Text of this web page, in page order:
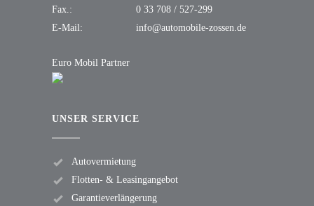
Fax.:
0 33 708 / 527-299
E-Mail:
info@automobile-zossen.de
Euro Mobil Partner
UNSER SERVICE
Autovermietung
Flotten- & Leasingangebot
Garantieverlängerung